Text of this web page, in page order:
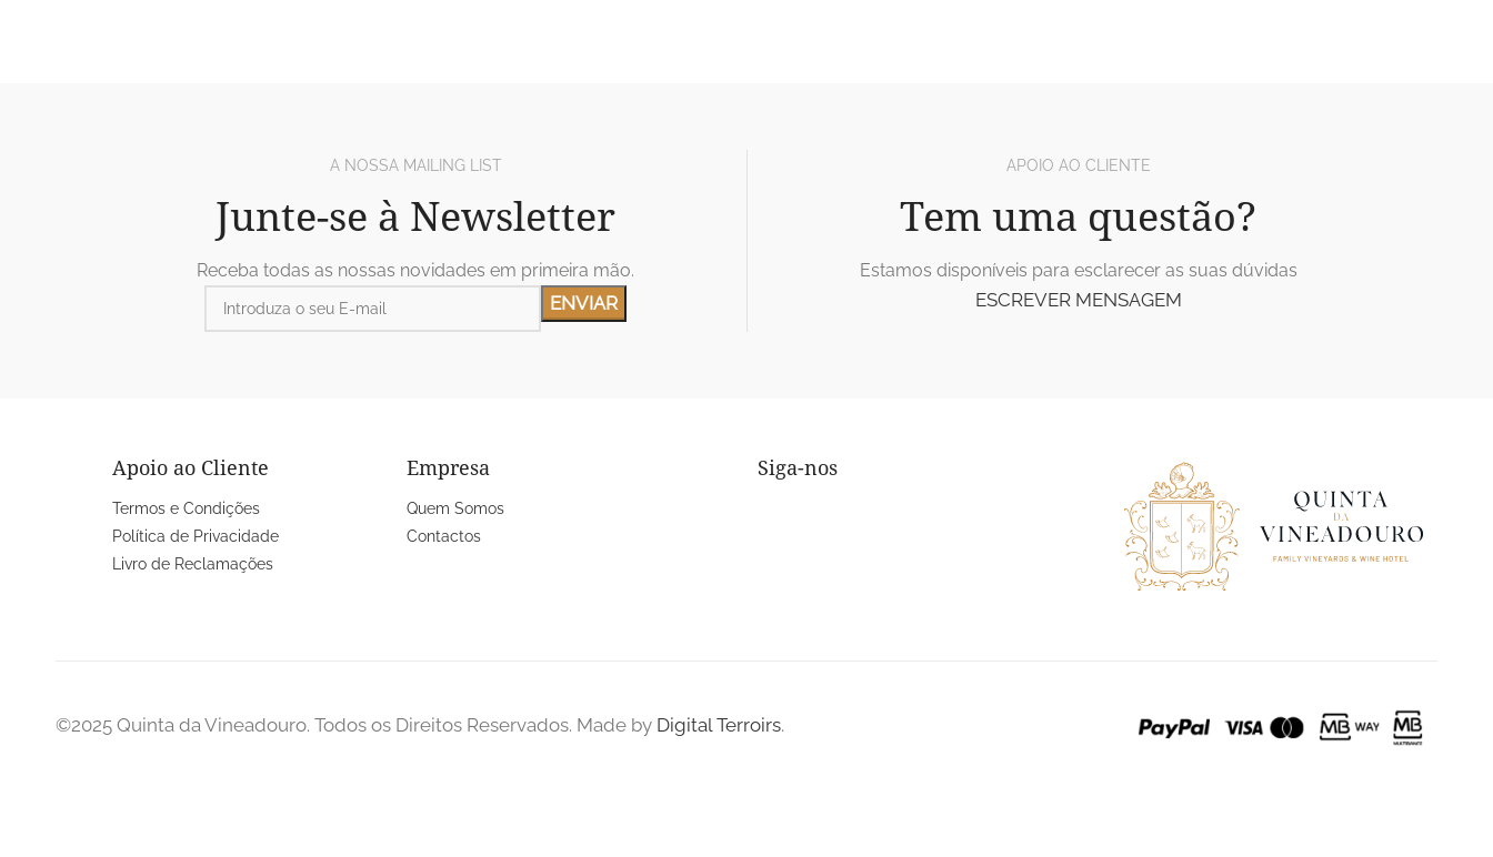
A NOSSA MAILING LIST
Junte-se à Newsletter
Receba todas as nossas novidades em primeira mão.
APOIO AO CLIENTE
Tem uma questão?
Estamos disponíveis para esclarecer as suas dúvidas
ESCREVER MENSAGEM
Apoio ao Cliente
Termos e Condições
Política de Privacidade
Livro de Reclamações
Empresa
Quem Somos
Contactos
Siga-nos
©2025 Quinta da Vineadouro. Todos os Direitos Reservados. Made by Digital Terroirs.